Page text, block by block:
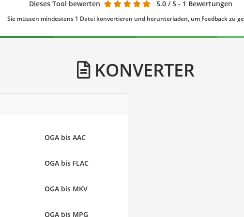
Dieses Tool bewerten 5.0 / 5 - 1 Bewertungen
Sie müssen mindestens 1 Datei konvertieren und herunterladen, um Feedback zu
KONVERTER
OGA bis AAC
OGA bis FLAC
OGA bis MKV
OGA bis MPG